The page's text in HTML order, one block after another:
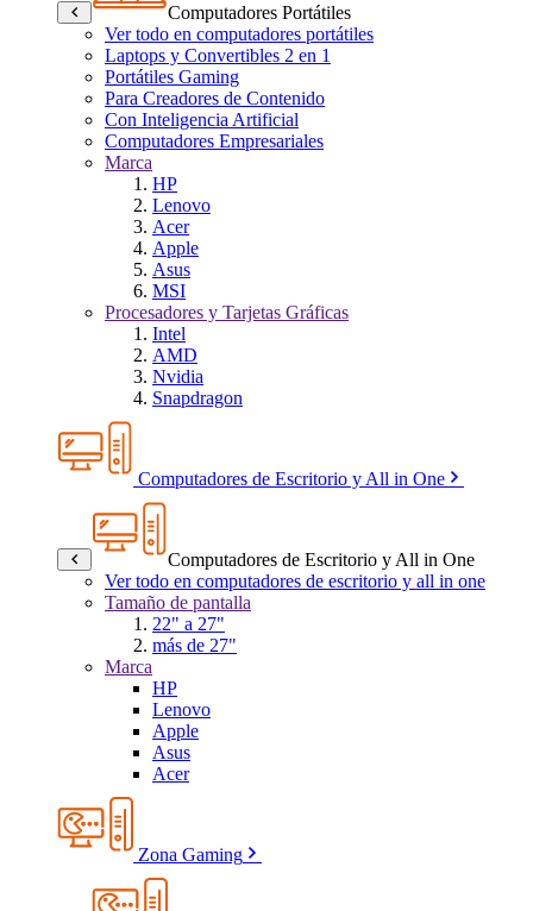
Computadores Portátiles
Ver todo en computadores portátiles
Laptops y Convertibles 2 en 1
Portátiles Gaming
Para Creadores de Contenido
Con Inteligencia Artificial
Computadores Empresariales
Marca
HP
Lenovo
Acer
Apple
Asus
MSI
Procesadores y Tarjetas Gráficas
Intel
AMD
Nvidia
Snapdragon
Computadores de Escritorio y All in One
Computadores de Escritorio y All in One
Ver todo en computadores de escritorio y all in one
Tamaño de pantalla
22" a 27"
más de 27"
Marca
HP
Lenovo
Apple
Asus
Acer
Zona Gaming